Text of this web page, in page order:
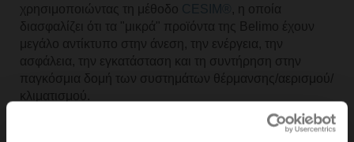
χρησιμοποιώντας τη μέθοδο
, η οποία
διασφαλίζει ότι τα "μικρά" προϊόντα της Belimo έχουν
μεγάλο αντίκτυπο στην άνεση, την ενέργεια, την
ασφάλεια, την εγκατάσταση και τη συντήρηση στην
παγκόσμια δομή των συστημάτων θέρμανσης/αερισμού/
κλιματισμού.